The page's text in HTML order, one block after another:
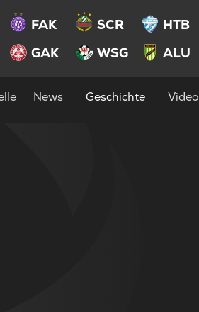
FAK SCR
HTB
GAK WSG ALU
News Geschichte Video